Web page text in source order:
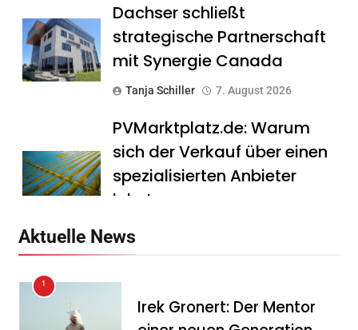
Dachser schließt
strategische Partnerschaft
mit Synergie Canada
Tanja Schiller 7. August 2026
PVMarktplatz.de: Warum
sich der Verkauf über einen
spezialisierten Anbieter
lohnt
Mitarbeitergespräch pro
Aktuelle News
1
Irek Gronert: Der Mentor